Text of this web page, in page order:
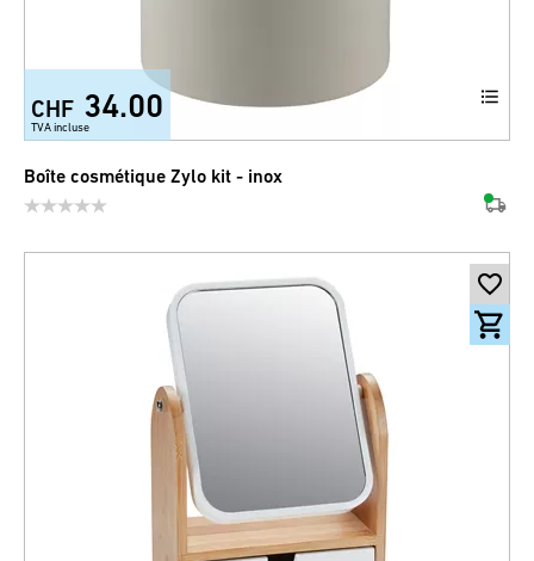
CHF 34.00
TVA incluse
Boîte cosmétique Zylo kit - inox